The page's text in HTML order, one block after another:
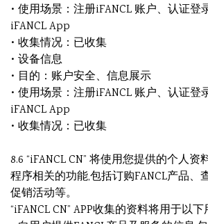
• 使用场景：注册iFANCL 账户、认证登
iFANCL App
• 收集情况：已收集
• 设备信息
• 目的：账户安全、信息展示
• 使用场景：注册iFANCL 账户、认证登
iFANCL App
• 收集情况：已收集
8.6 “iFANCL CN” 将使用您提供的个人
程序相关的功能,包括订购FANCL产品、
促销活动等。
“iFANCL CN” APP收集的资料将用于以下